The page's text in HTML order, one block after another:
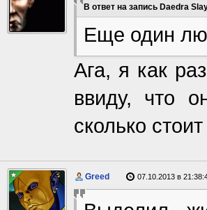
В ответ на запись Daedra
Еще один
Ага, я как
ввиду, что
сколько
Greed 07.10.2013 в